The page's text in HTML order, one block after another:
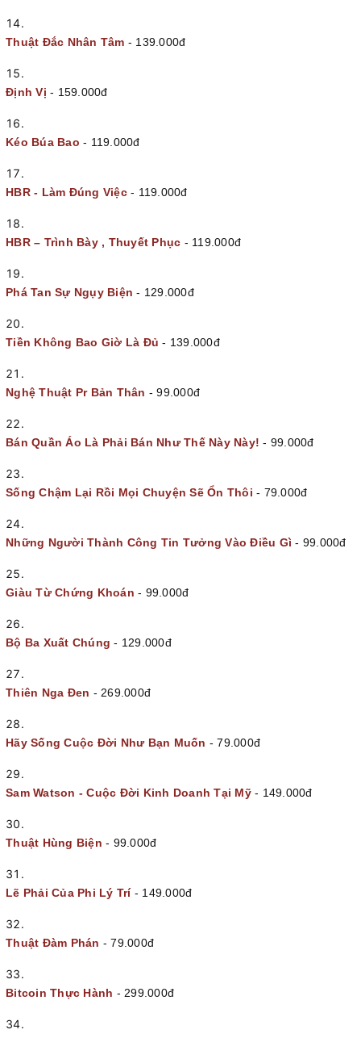
Thuật Đắc Nhân Tâm - 139.000đ
Định Vị - 159.000đ
Kéo Búa Bao - 119.000đ
HBR - Làm Đúng Việc- 119.000đ
HBR – Trình Bày , Thuyết Phục - 119.000đ
Phá Tan Sự Ngụy Biện - 129.000đ
Tiền Không Bao Giờ Là Đủ - 139.000đ
Nghệ Thuật Pr Bản Thân - 99.000đ
Bán Quần Áo Là Phải Bán Như Thế Này Này! - 99.000đ
Sống Chậm Lại Rồi Mọi Chuyện Sẽ Ổn Thôi - 79.000đ
Những Người Thành Công Tin Tưởng Vào Điều Gì - 99.000đ
Giàu Từ Chứng Khoán - 99.000đ
Bộ Ba Xuất Chúng - 129.000đ
Thiên Nga Đen - 269.000đ
Hãy Sống Cuộc Đời Như Bạn Muốn - 79.000đ
Sam Watson - Cuộc Đời Kinh Doanh Tại Mỹ- 149.000đ
Thuật Hùng Biện - 99.000đ
Lẽ Phải Của Phi Lý Trí- 149.000đ
Thuật Đàm Phán - 79.000đ
Bitcoin Thực Hành - 299.000đ